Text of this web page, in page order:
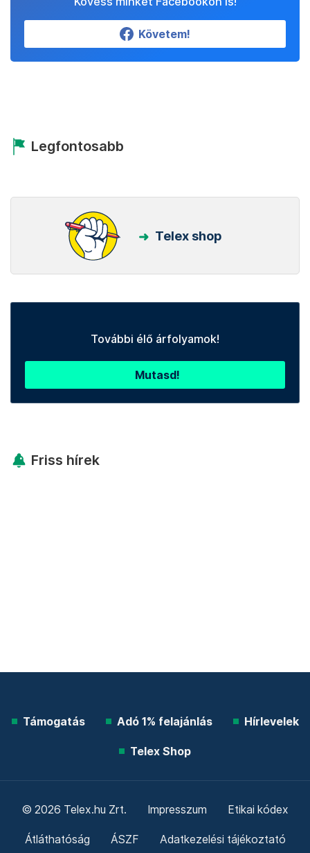
Követem!
Legfontosabb
Telex shop
További élő árfolyamok!
Mutasd!
Friss hírek
Támogatás Adó 1% felajánlás Hírlevelek
Telex Shop
© 2026 Telex.hu Zrt. Impresszum Etikai kódex
Átláthatóság ÁSZF Adatkezelési tájékoztató